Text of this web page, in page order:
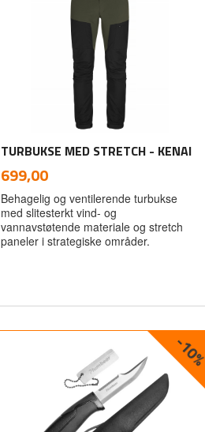
TURBUKSE MED STRETCH - KENAI
Pris
699,00mva.
Behagelig og ventilerende turbukse
med slitesterkt vind- og
vannavstøtende materiale og stretch
paneler i strategiske områder.
-10%